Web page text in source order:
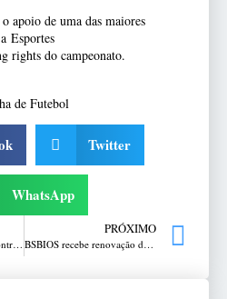
apoio de uma das maiores
Esportes
rights do campeonato.
de Futebol
Twitter
WhatsApp
Homem atira três vezes contra a companheira em Erechim
PRÓXIMO
BSBIOS recebe renovação do Selo Mais Integridade concedido pelo Mapa